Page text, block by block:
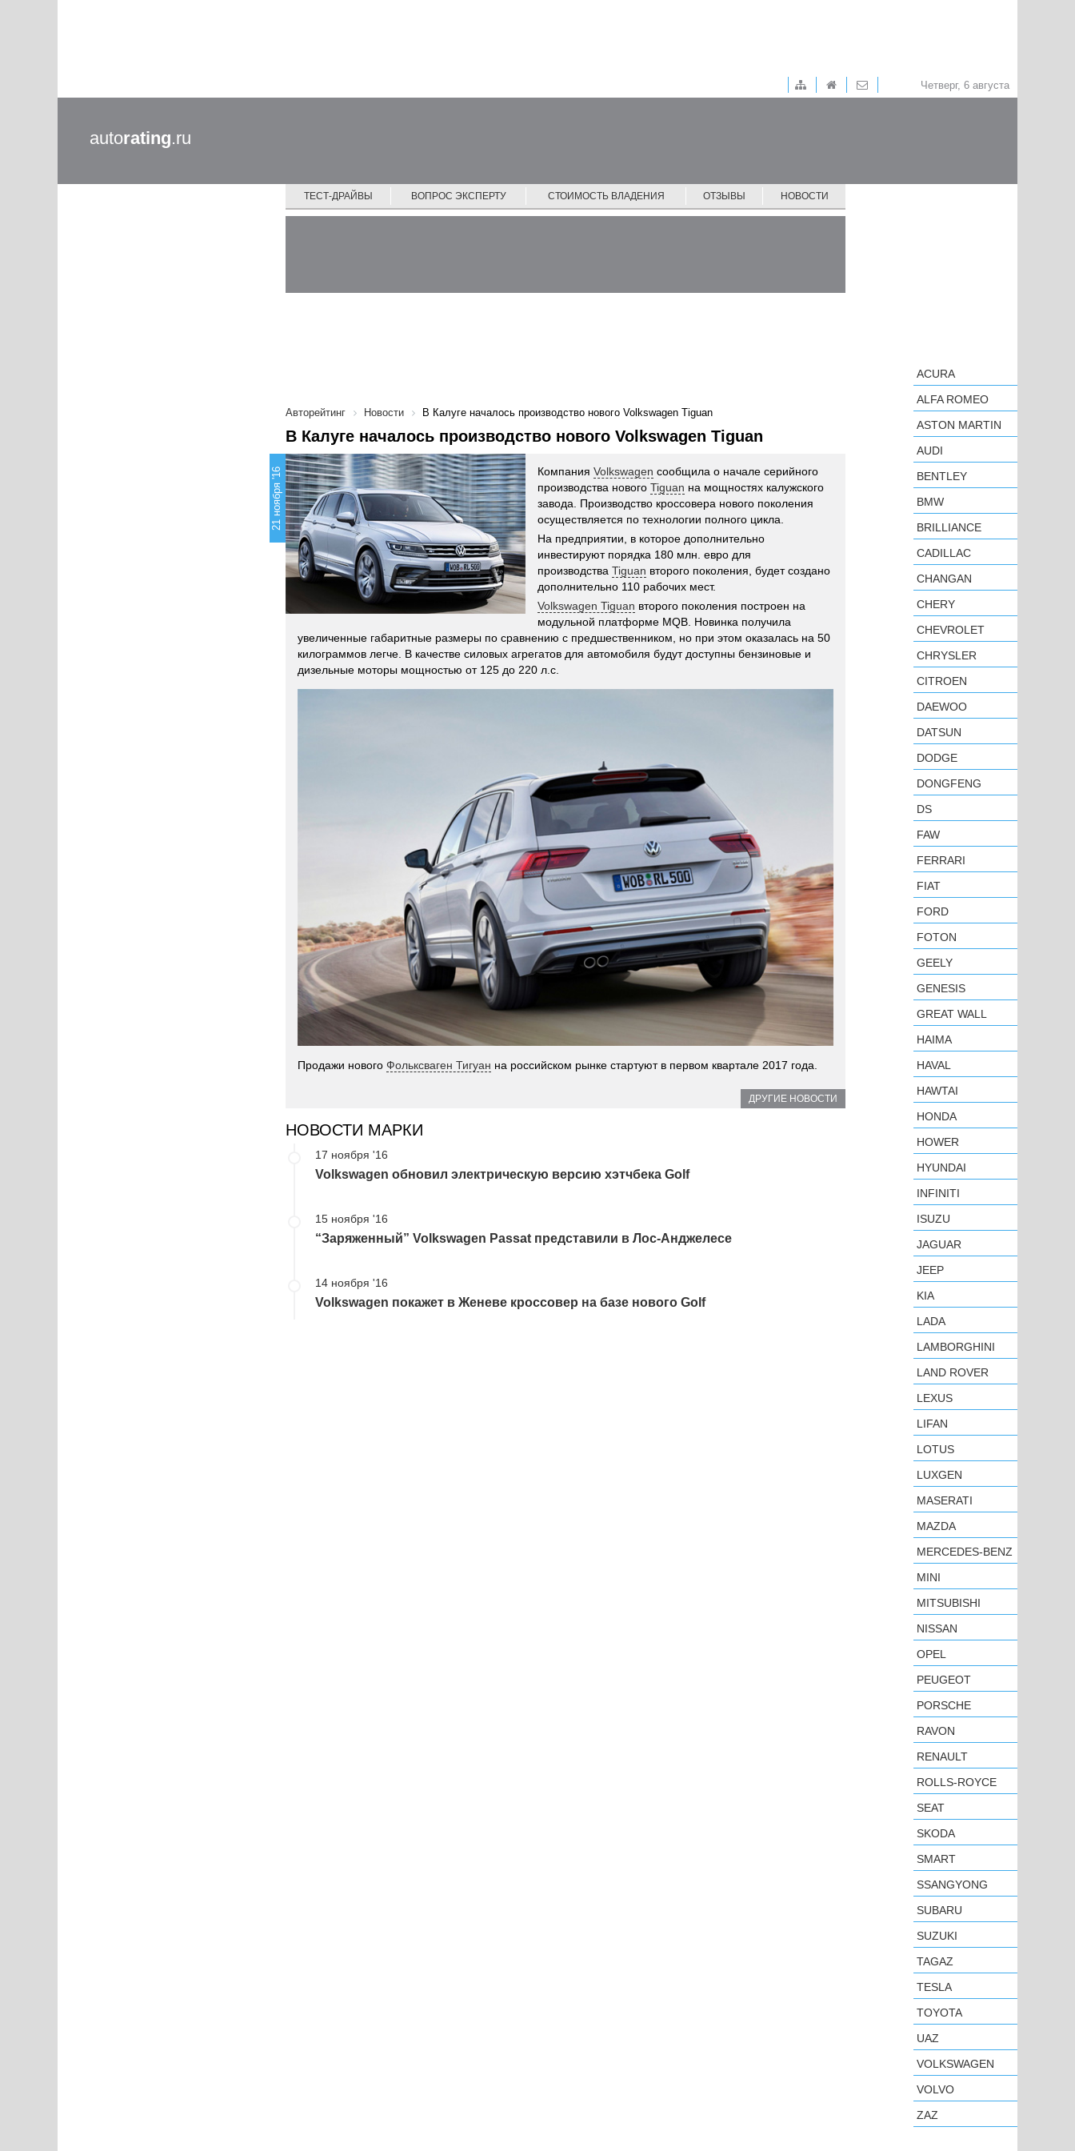
Четверг, 6 августа
autorating.ru
ТЕСТ-ДРАЙВЫ ВОПРОС ЭКСПЕРТУ СТОИМОСТЬ ВЛАДЕНИЯ ОТЗЫВЫ НОВОСТИ
Авторейтинг Новости В Калуге началось производство нового Volkswagen Tiguan
В Калуге началось производство нового Volkswagen Tiguan
21 ноября '16 Компания Volkswagen сообщила о начале серийного
производства нового Tiguan на мощностях калужского
завода. Производство кроссовера нового поколения
осуществляется по технологии полного цикла.
На предприятии, в которое дополнительно
инвестируют порядка 180 млн. евро для
производства Tiguan второго поколения, будет создано
дополнительно 110 рабочих мест.
Volkswagen Tiguan второго поколения построен на
модульной платформе MQB. Новинка получила
увеличенные габаритные размеры по сравнению с предшественником, но при этом оказалась на 50
килограммов легче. В качестве силовых агрегатов для автомобиля будут доступны бензиновые и
дизельные моторы мощностью от 125 до 220 л.с.
Продажи нового Фольксваген Тигуан на российском рынке стартуют в первом квартале 2017 года.
ДРУГИЕ НОВОСТИ
НОВОСТИ МАРКИ
17 ноября '16
Volkswagen обновил электрическую версию хэтчбека Golf
15 ноября '16
“Заряженный” Volkswagen Passat представили в Лос-Анджелесе
14 ноября '16
Volkswagen покажет в Женеве кроссовер на базе нового Golf
ACURA
ALFA ROMEO
ASTON MARTIN
AUDI
BENTLEY
BMW
BRILLIANCE
CADILLAC
CHANGAN
CHERY
CHEVROLET
CHRYSLER
CITROEN
DAEWOO
DATSUN
DODGE
DONGFENG
DS
FAW
FERRARI
FIAT
FORD
FOTON
GEELY
GENESIS
GREAT WALL
HAIMA
HAVAL
HAWTAI
HONDA
HOWER
HYUNDAI
INFINITI
ISUZU
JAGUAR
JEEP
KIA
LADA
LAMBORGHINI
LAND ROVER
LEXUS
LIFAN
LOTUS
LUXGEN
MASERATI
MAZDA
MERCEDES-BENZ
MINI
MITSUBISHI
NISSAN
OPEL
PEUGEOT
PORSCHE
RAVON
RENAULT
ROLLS-ROYCE
SEAT
SKODA
SMART
SSANGYONG
SUBARU
SUZUKI
TAGAZ
TESLA
TOYOTA
UAZ
VOLKSWAGEN
VOLVO
ZAZ